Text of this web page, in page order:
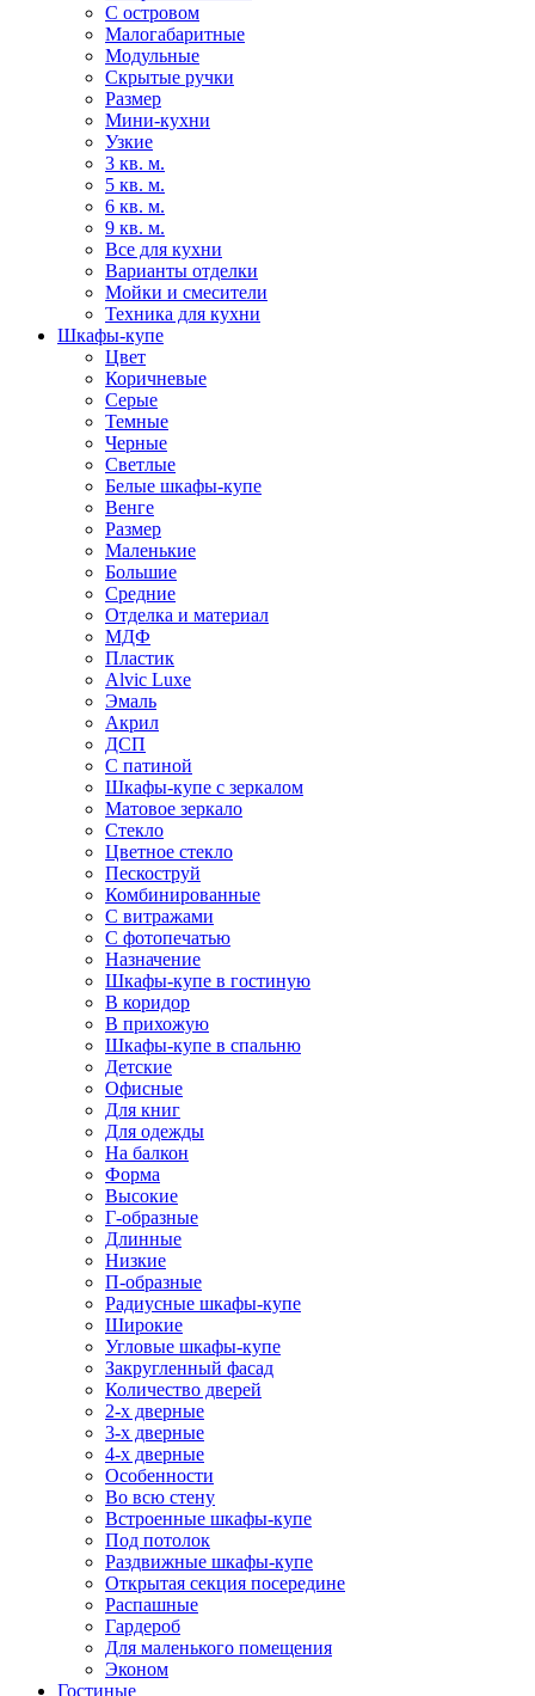
С островом
Малогабаритные
Модульные
Скрытые ручки
Размер
Мини-кухни
Узкие
3 кв. м.
5 кв. м.
6 кв. м.
9 кв. м.
Все для кухни
Варианты отделки
Мойки и смесители
Техника для кухни
Шкафы-купе
Цвет
Коричневые
Серые
Темные
Черные
Светлые
Белые шкафы-купе
Венге
Размер
Маленькие
Большие
Средние
Отделка и материал
МДФ
Пластик
Alvic Luxe
Эмаль
Акрил
ДСП
С патиной
Шкафы-купе с зеркалом
Матовое зеркало
Стекло
Цветное стекло
Пескоструй
Комбинированные
С витражами
С фотопечатью
Назначение
Шкафы-купе в гостиную
В коридор
В прихожую
Шкафы-купе в спальню
Детские
Офисные
Для книг
Для одежды
На балкон
Форма
Высокие
Г-образные
Длинные
Низкие
П-образные
Радиусные шкафы-купе
Широкие
Угловые шкафы-купе
Закругленный фасад
Количество дверей
2-х дверные
3-х дверные
4-х дверные
Особенности
Во всю стену
Встроенные шкафы-купе
Под потолок
Раздвижные шкафы-купе
Открытая секция посередине
Распашные
Гардероб
Для маленького помещения
Эконом
Гостиные